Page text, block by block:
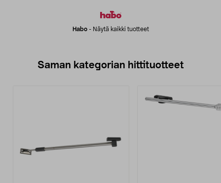
Habo- Näytä kaikki tuotteet
Saman kategorian hittituotteet